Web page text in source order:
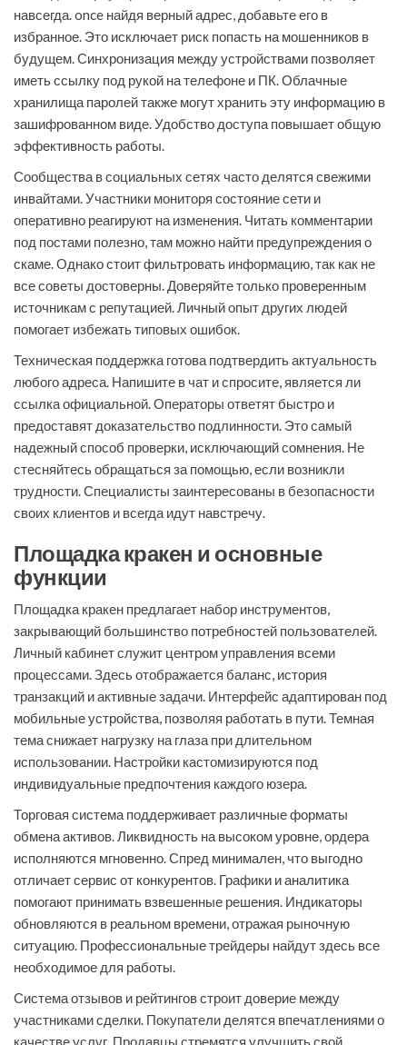
навсегда. once найдя верный адрес, добавьте его в
избранное. Это исключает риск попасть на мошенников в
будущем. Синхронизация между устройствами позволяет
иметь ссылку под рукой на телефоне и ПК. Облачные
хранилища паролей также могут хранить эту информацию в
зашифрованном виде. Удобство доступа повышает общую
эффективность работы.
Сообщества в социальных сетях часто делятся свежими
инвайтами. Участники мониторя состояние сети и
оперативно реагируют на изменения. Читать комментарии
под постами полезно, там можно найти предупреждения о
скаме. Однако стоит фильтровать информацию, так как не
все советы достоверны. Доверяйте только проверенным
источникам с репутацией. Личный опыт других людей
помогает избежать типовых ошибок.
Техническая поддержка готова подтвердить актуальность
любого адреса. Напишите в чат и спросите, является ли
ссылка официальной. Операторы ответят быстро и
предоставят доказательство подлинности. Это самый
надежный способ проверки, исключающий сомнения. Не
стесняйтесь обращаться за помощью, если возникли
трудности. Специалисты заинтересованы в безопасности
своих клиентов и всегда идут навстречу.
Площадка кракен и основные
функции
Площадка кракен предлагает набор инструментов,
закрывающий большинство потребностей пользователей.
Личный кабинет служит центром управления всеми
процессами. Здесь отображается баланс, история
транзакций и активные задачи. Интерфейс адаптирован под
мобильные устройства, позволяя работать в пути. Темная
тема снижает нагрузку на глаза при длительном
использовании. Настройки кастомизируются под
индивидуальные предпочтения каждого юзера.
Торговая система поддерживает различные форматы
обмена активов. Ликвидность на высоком уровне, ордера
исполняются мгновенно. Спред минимален, что выгодно
отличает сервис от конкурентов. Графики и аналитика
помогают принимать взвешенные решения. Индикаторы
обновляются в реальном времени, отражая рыночную
ситуацию. Профессиональные трейдеры найдут здесь все
необходимое для работы.
Система отзывов и рейтингов строит доверие между
участниками сделки. Покупатели делятся впечатлениями о
качестве услуг. Продавцы стремятся улучшить свой